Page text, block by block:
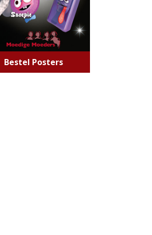
Bestel Posters